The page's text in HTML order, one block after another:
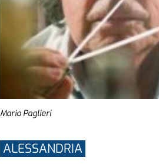
Mario Paglieri
ALESSANDRIA